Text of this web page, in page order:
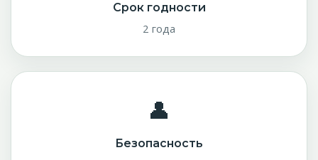
Срок годности
2 года
👤
Безопасность